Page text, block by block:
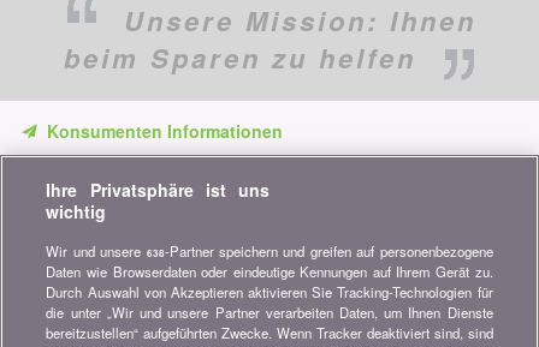
Unsere Mission: Ihnen
beim Sparen zu helfen
Konsumenten Informationen
unsere Vergleiche, Ratschläge und Tipps in den Bereichen
Versicherung, Finanzen, Konsumgüter und vieles mehr...
Newsletter bestellen
Treten Sie unserer Community bei
Ihre Privatsphäre ist uns
wichtig
Wir und unsere 638-Partner speichern und greifen auf personenbezogene
Daten wie Browserdaten oder eindeutige Kennungen auf Ihrem Gerät zu.
Durch Auswahl von Akzeptieren aktivieren Sie Tracking-Technologien für
die unter „Wir und unsere Partner verarbeiten Daten, um Ihnen Dienste
bereitzustellen“ aufgeführten Zwecke. Wenn Tracker deaktiviert sind, sind